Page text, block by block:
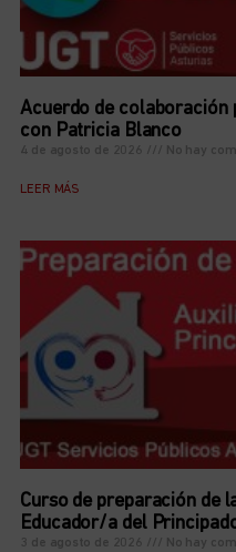
Acuerdo de colaboración
con Patricia Blanco
4 de agosto de 2026 No hay
LEER MÁS
Curso de preparación de
Educador/a del
3 de agosto de 2026 No hay